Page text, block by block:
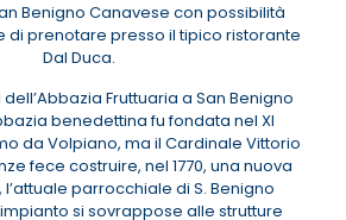
Benigno Canavese con possibilità
di prenotare presso il tipico ristorante
Dal Duca.
Fruttuaria a San Benigno
benedettina fu fondata nel XI
da Volpiano, ma il Cardinale Vittorio
fece costruire, nel 1770, una nuova
parrocchiale di S. Benigno
si sovrappose alle strutture